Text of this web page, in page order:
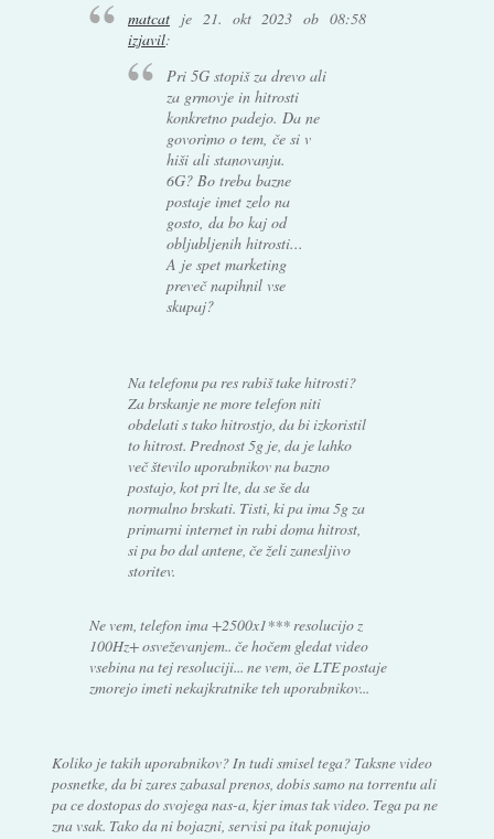
matcatje 21. okt 2023 ob 08:58
izjavil:
Pri 5G stopiš za drevo ali
za grmovje in hitrosti
konkretno padejo. Da ne
govorimo o tem, če si v
hiši ali stanovanju.
6G? Bo treba bazne
postaje imet zelo na
gosto, da bo kaj od
obljubljenih hitrosti...
A je spet marketing
preveč napihnil vse
skupaj?
Na telefonu pa res rabiš take hitrosti?
Za brskanje ne more telefon niti
obdelati s tako hitrostjo, da bi izkoristil
to hitrost. Prednost 5g je, da je lahko
več število uporabnikov na bazno
postajo, kot pri lte, da se še da
normalno brskati. Tisti, ki pa ima 5g za
primarni internet in rabi doma hitrost,
si pa bo dal antene, če želi zanesljivo
storitev.
Ne vem, telefon ima +2500x1*** resolucijo z
100Hz+ osveževanjem.. če hočem gledat video
vsebina na tej resoluciji... ne vem, öe LTE postaje
zmorejo imeti nekajkratnike teh uporabnikov...
Koliko je takih uporabnikov? In tudi smisel tega? Taksne video
posnetke, da bi zares zabasal prenos, dobis samo na torrentu ali
pa ce dostopas do svojega nas-a, kjer imas tak video. Tega pa ne
zna vsak. Tako da ni bojazni, servisi pa itak ponujajo